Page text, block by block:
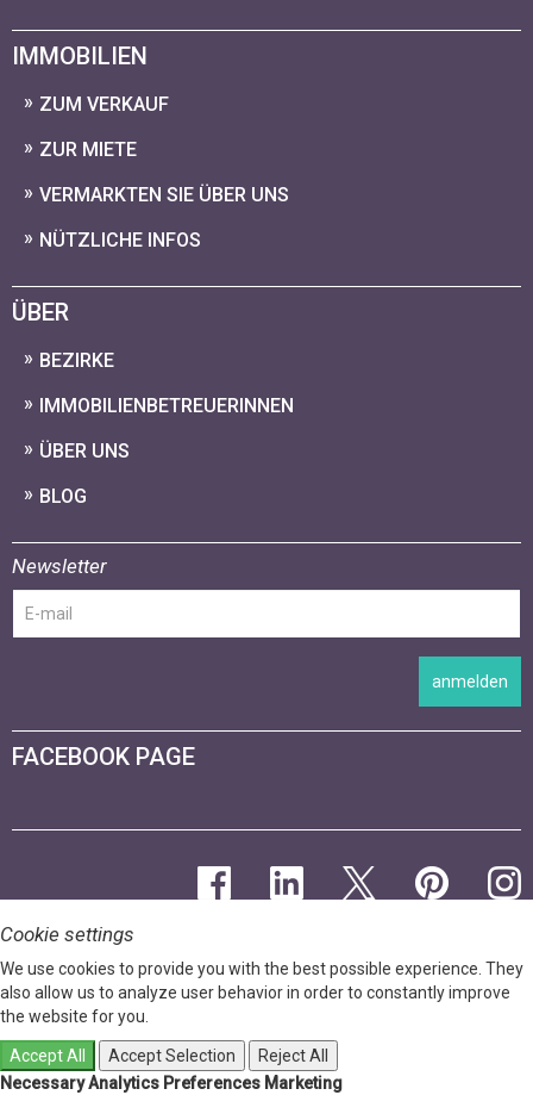
IMMOBILIEN
ZUM VERKAUF
ZUR MIETE
VERMARKTEN SIE ÜBER UNS
NÜTZLICHE INFOS
ÜBER
BEZIRKE
IMMOBILIENBETREUERINNEN
ÜBER UNS
BLOG
Newsletter
anmelden
FACEBOOK PAGE
Cookie settings
We use cookies to provide you with the best possible experience. They
also allow us to analyze user behavior in order to constantly improve
the website for you.
Accept All Accept Selection
Reject All
NecessaryAnalytics Preferences Marketing